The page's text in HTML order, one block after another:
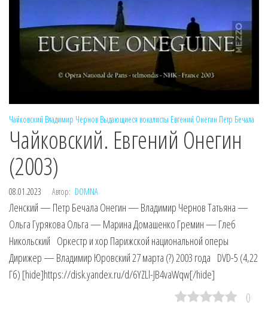
Чайковский Владимир Чернов Выдающиеся вокалисты Евгений Онегин Петр Бечала
Чайковский. Евгений Онегин
(2003)
08.01.2023 Автор: DOMNA
Ленский — Петр Бечала Онегин — Владимир Чернов Татьяна —
Ольга Гурякова Ольга — Марина Домашенко Гремин — Глеб
Никольский Оркестр и хор Парижской национальной оперы
Дирижер — Владимир Юровский 27 марта (?) 2003 года DVD-5 (4,22
Гб) [hide]https://disk.yandex.ru/d/6YZLl-JB4vaWqw[/hide]
0